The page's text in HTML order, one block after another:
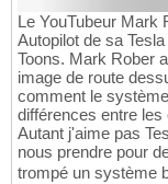
Le YouTubeur Mark
Autopilot de sa
Toons. Mark Rober
image de route
comment le
différences entre
Autant j'aime pas
nous prendre pour
trompé un système